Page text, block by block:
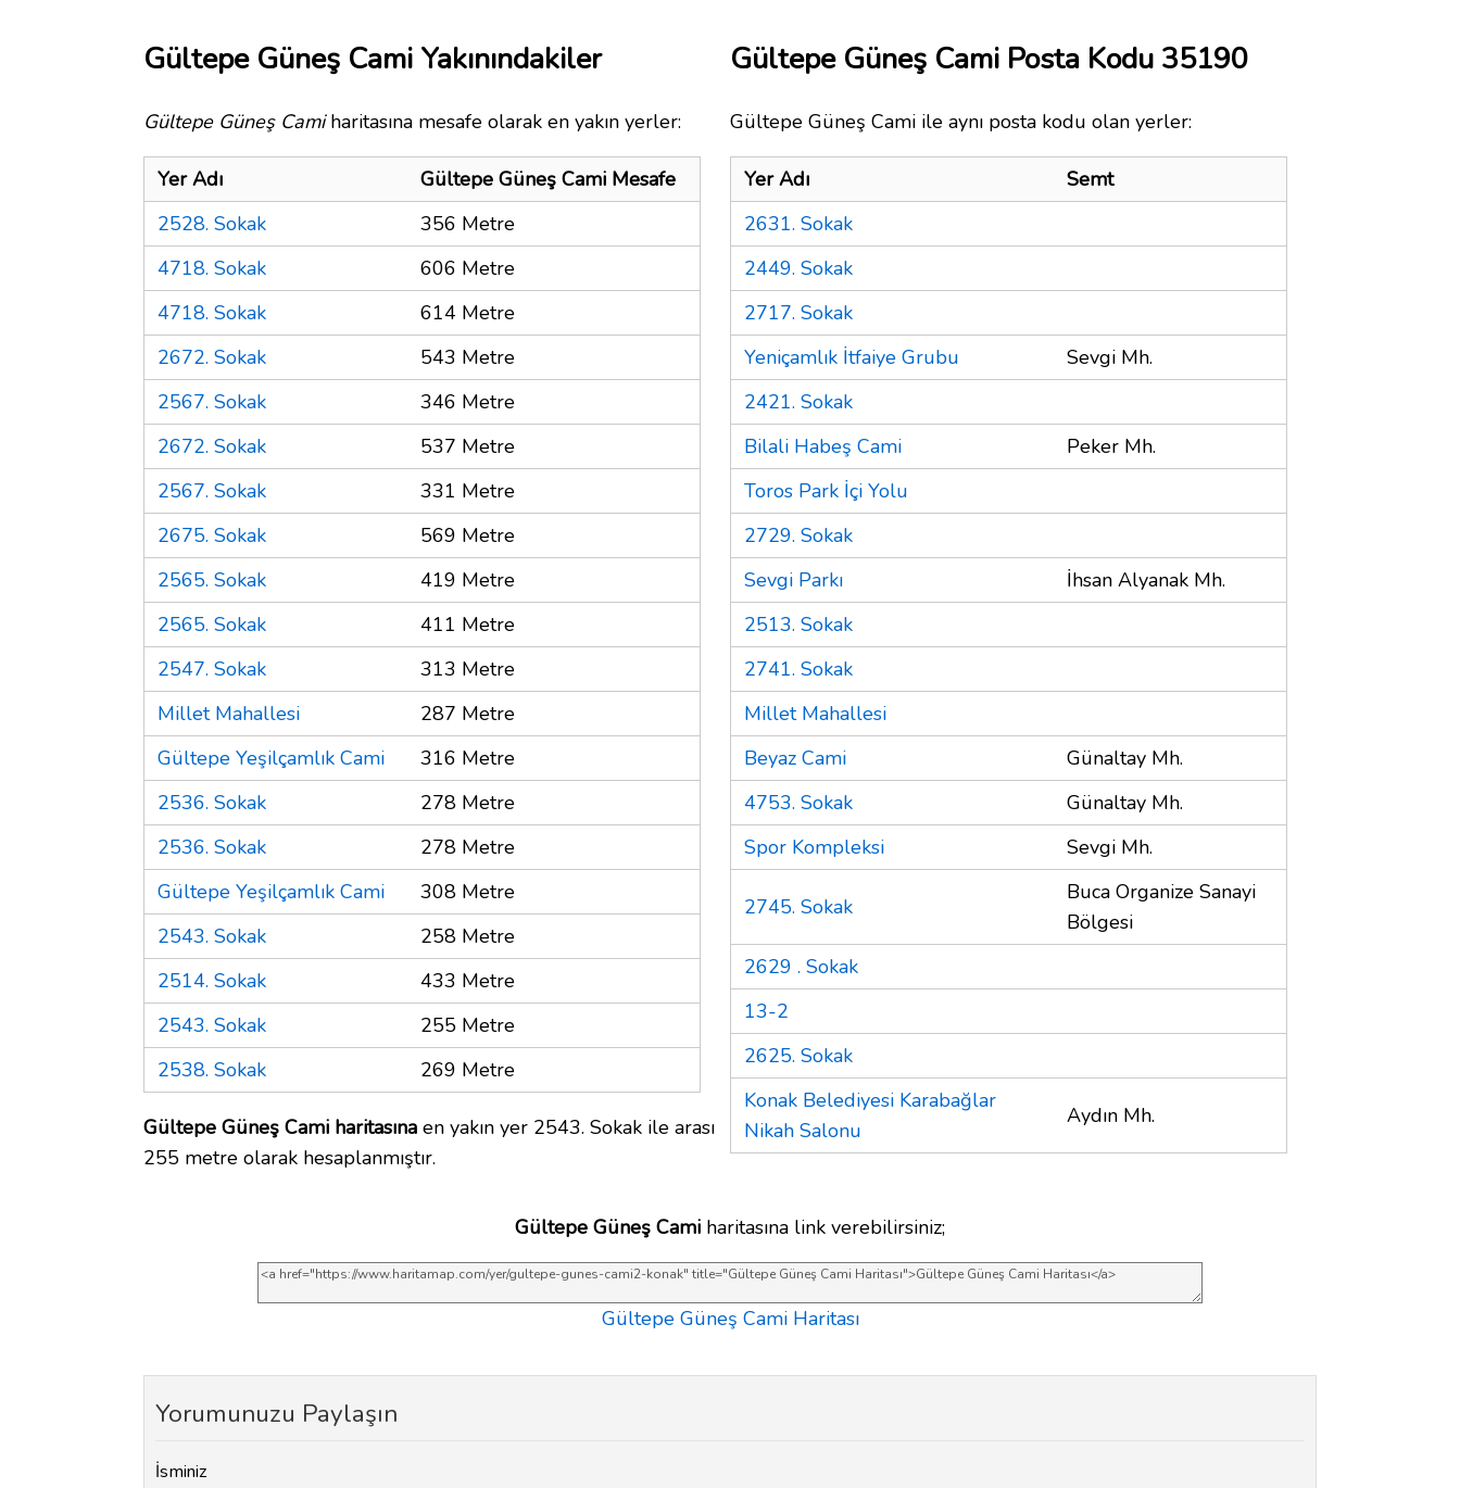
Gültepe Güneş Cami Yakınındakiler
Gültepe Güneş Camiharitasına mesafe olarak en yakın yerler:
Yer Adı
Gültepe Güneş Cami Mesafe
2528. Sokak
356 Metre
4718. Sokak
606 Metre
4718. Sokak
614 Metre
2672. Sokak
543 Metre
2567. Sokak
346 Metre
2672. Sokak
537 Metre
2567. Sokak
331 Metre
2675. Sokak
569 Metre
2565. Sokak
419 Metre
2565. Sokak
411 Metre
2547. Sokak
313 Metre
Millet Mahallesi
287 Metre
Gültepe Yeşilçamlık Cami
316 Metre
2536. Sokak
278 Metre
2536. Sokak
278 Metre
Gültepe Yeşilçamlık Cami
308 Metre
2543. Sokak
258 Metre
2514. Sokak
433 Metre
2543. Sokak
255 Metre
2538. Sokak
269 Metre
Gültepe Güneş Cami haritasına en yakın yer 2543. Sokak ile arası
255 metre olarak hesaplanmıştır.
Gültepe Güneş Cami Posta Kodu 35190
Gültepe Güneş Cami ile aynı posta kodu olan yerler:
Yer Adı
Semt
2631. Sokak
2449. Sokak
2717. Sokak
Yeniçamlık İtfaiye Grubu
Sevgi Mh.
2421. Sokak
Bilali Habeş Cami
Peker Mh.
Toros Park İçi Yolu
2729. Sokak
Sevgi Parkı
İhsan Alyanak Mh.
2513. Sokak
2741. Sokak
Millet Mahallesi
Beyaz Cami
Günaltay Mh.
4753. Sokak
Günaltay Mh.
Spor Kompleksi
Sevgi Mh.
2745. Sokak
Buca Organize Sanayi
Bölgesi
2629 . Sokak
13-2
2625. Sokak
Konak Belediyesi Karabağlar
Nikah Salonu
Aydın Mh.
Gültepe Güneş Cami haritasına link verebilirsiniz;
Gültepe Güneş Cami Haritası
Yorumunuzu Paylaşın
İsminiz